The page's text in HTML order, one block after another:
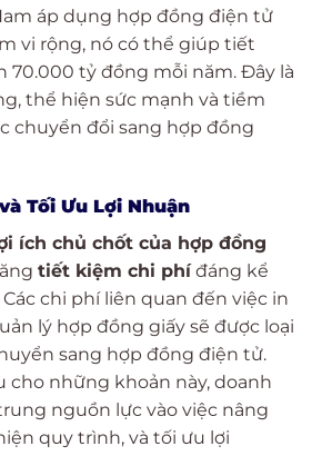
áp dụng hợp đồng điện tử
vi rộng, nó có thể giúp tiết
70.000 tỷ đồng mỗi năm. Đây là
thể hiện sức mạnh và tiềm
chuyển đổi sang hợp đồng
Tối Ưu Lợi Nhuận
ích chủ chốt của hợp đồng
tiết kiệm chi phíđáng kể
chi phí liên quan đến việc in
lý hợp đồng giấy sẽ được loại
sang hợp đồng điện tử.
cho những khoản này, doanh
nguồn lực vào việc nâng
quy trình, và tối ưu lợi